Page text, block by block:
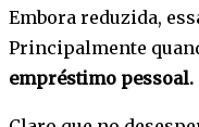
Embora reduzida,
Principalmente
empréstimo pessoal.